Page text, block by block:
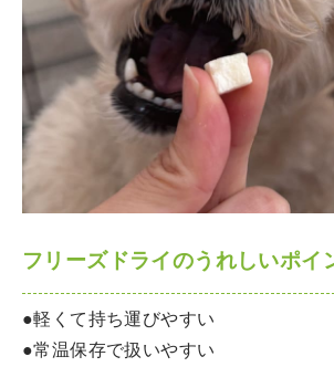
フリーズドライのうれしいポイ
●軽くて持ち運びやすい
●常温保存で扱いやすい